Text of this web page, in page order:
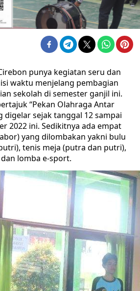
punya kegiatan seru dan
waktu menjelang pembagian
sekolah di semester ganjil ini.
“Pekan Olahraga Antar
digelar sejak tanggal 12 sampai
2022 ini. Sedikitnya ada empat
yang dilombakan yakni bulu
tenis meja (putra dan putri),
lomba e-sport.